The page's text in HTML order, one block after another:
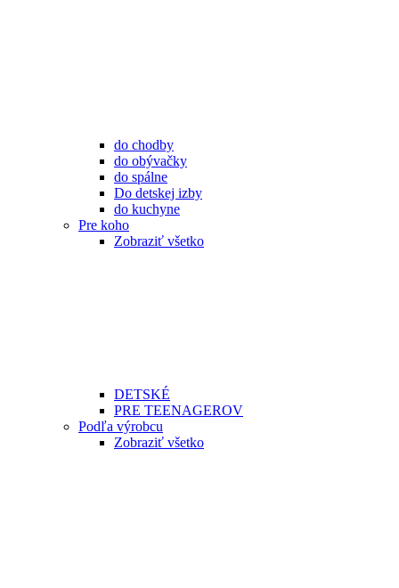
do chodby
do obývačky
do spálne
Do detskej izby
do kuchyne
Pre koho
Zobraziť všetko
DETSKÉ
PRE TEENAGEROV
Podľa výrobcu
Zobraziť všetko